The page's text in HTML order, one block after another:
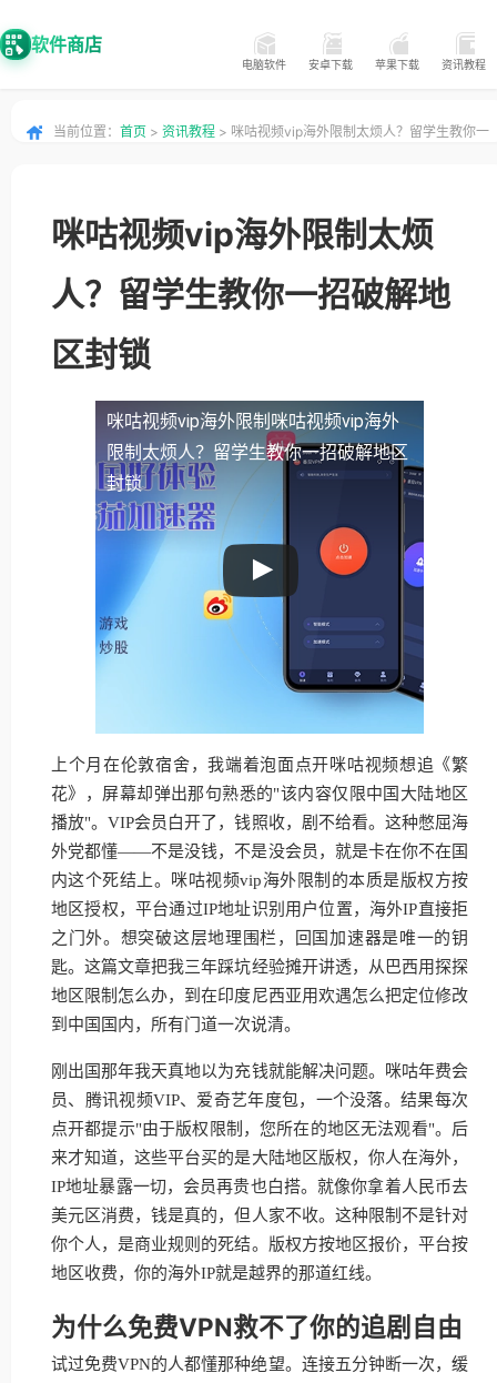
软件商店
电脑软件 安卓下载 苹果下载 资讯教程
当前位置： 首页 > 资讯教程 > 咪咕视频vip海外限制太烦人？留学生教你一
咪咕视频vip海外限制太烦
人？留学生教你一招破解地
区封锁
咪咕视频vip海外限制 咪咕视频vip海外
限制太烦人？留学生教你一招破解地区
封锁
上个月在伦敦宿舍，我端着泡面点开咪咕视频想追《繁
花》，屏幕却弹出那句熟悉的"该内容仅限中国大陆地区
播放"。VIP会员白开了，钱照收，剧不给看。这种憋屈海
外党都懂——不是没钱，不是没会员，就是卡在你不在国
内这个死结上。咪咕视频vip海外限制的本质是版权方按
地区授权，平台通过IP地址识别用户位置，海外IP直接拒
之门外。想突破这层地理围栏，回国加速器是唯一的钥
匙。这篇文章把我三年踩坑经验摊开讲透，从巴西用探探
地区限制怎么办，到在印度尼西亚用欢遇怎么把定位修改
到中国国内，所有门道一次说清。
刚出国那年我天真地以为充钱就能解决问题。咪咕年费会
员、腾讯视频VIP、爱奇艺年度包，一个没落。结果每次
点开都提示"由于版权限制，您所在的地区无法观看"。后
来才知道，这些平台买的是大陆地区版权，你人在海外，
IP地址暴露一切，会员再贵也白搭。就像你拿着人民币去
美元区消费，钱是真的，但人家不收。这种限制不是针对
你个人，是商业规则的死结。版权方按地区报价，平台按
地区收费，你的海外IP就是越界的那道红线。
为什么免费VPN救不了你的追剧自由
试过免费VPN的人都懂那种绝望。连接五分钟断一次，缓